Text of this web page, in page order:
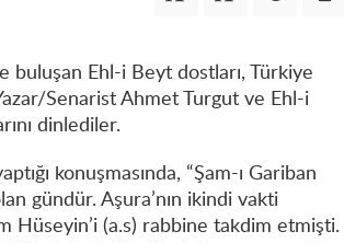
buluşan Ehl-i Beyt dostları, Türkiye
Senarist Ahmet Turgut ve Ehl-i
dinlediler.
konuşmasında, “Şam-ı Gariban
gündür. Aşura’nın ikindi vakti
Hüseyin’i (a.s) rabbine takdim etmişti.